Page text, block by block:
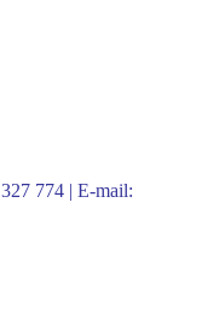
774 | E-mail: